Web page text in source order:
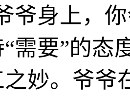
爷身上，
需要”的态
妙。爷爷